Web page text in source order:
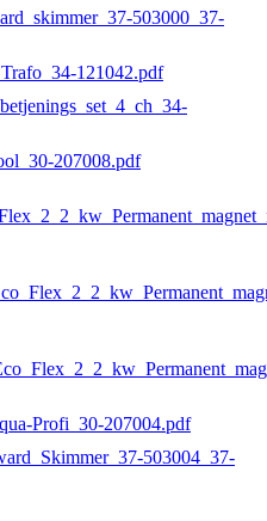
503000_37-
121042.pdf
207008.pdf
Profi_30-207004.pdf
503004_37-